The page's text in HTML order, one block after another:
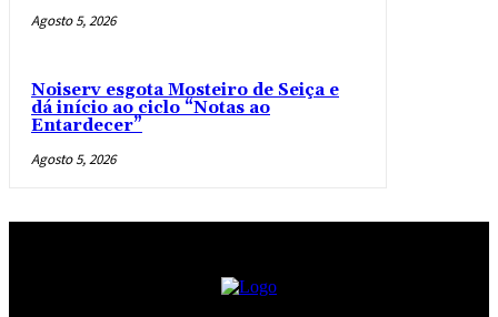
Agosto 5, 2026
Noiserv esgota Mosteiro de Seiça e
dá início ao ciclo “Notas ao
Entardecer”
Agosto 5, 2026